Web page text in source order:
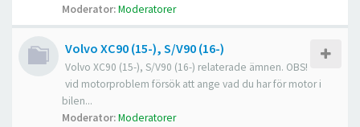
Moderator:Moderatorer
Volvo XC90 (15-), S/V90 (16-)
Volvo XC90 (15-), S/V90 (16-) relaterade ämnen. OBS!
vid motorproblem försök att ange vad du har för motor i
bilen...
Moderator:Moderatorer